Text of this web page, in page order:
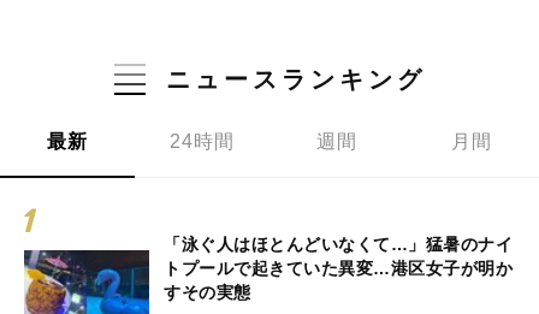
ニュースランキング
最新 24時間 週間 月間
「泳ぐ人はほとんどいなくて…」猛暑のナイ
トプールで起きていた異変…港区女子が明か
すその実態